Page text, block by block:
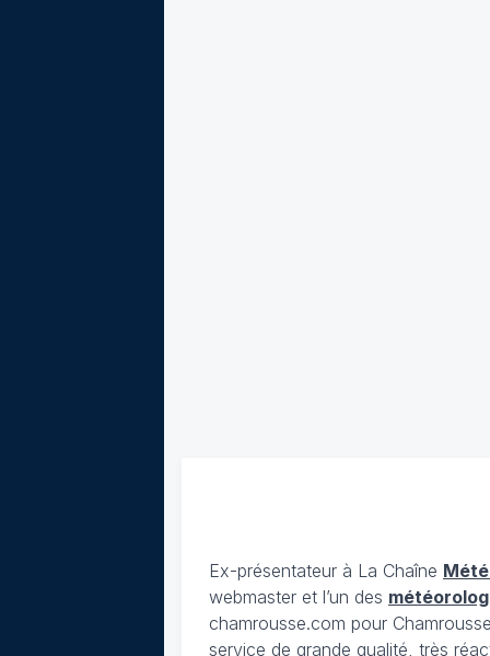
Ex-présentateur à La Chaîne
webmaster et l’un des
chamrousse.com pour
service de grande qualité, très